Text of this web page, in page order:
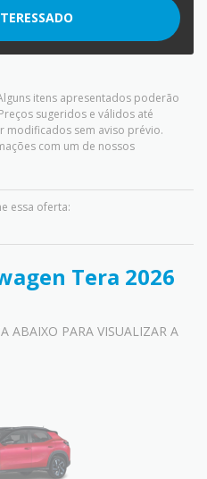
itens apresentados poderão
sugeridos e válidos até
modificados sem aviso prévio.
com um de nossos
essa oferta:
Tera 2026
ABAIXO PARA VISUALIZAR A